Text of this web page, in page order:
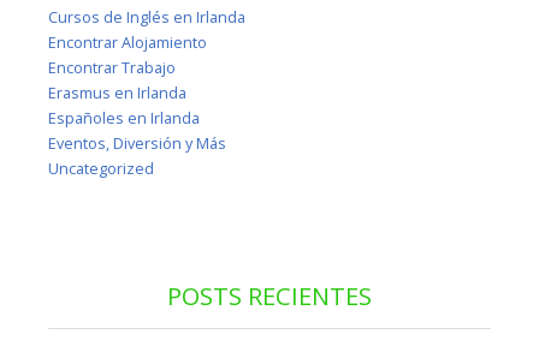
Cursos de Inglés en Irlanda
Encontrar Alojamiento
Encontrar Trabajo
Erasmus en Irlanda
Españoles en Irlanda
Eventos, Diversión y Más
Uncategorized
POSTS RECIENTES